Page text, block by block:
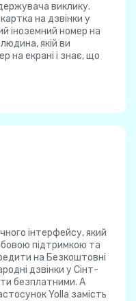
виклику.
на дзвінки у
іноземний номер на
якій ви
на екрані і знає, що
інтерфейсу, який
підтримкою та
на Безкоштовні
дзвінки у Сінт-
безплатними. А
Yolla замість